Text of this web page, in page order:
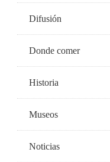
Difusión
Donde comer
Historia
Museos
Noticias